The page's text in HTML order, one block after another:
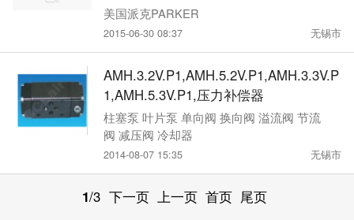
美国派克PARKER
2015-06-30 08:37 无锡市
AMH.3.2V.P1,AMH.5.2V.P1,AMH.3.3V.P
1,AMH.5.3V.P1,压力补偿器
柱塞泵 叶片泵 单向阀 换向阀 溢流阀 节流
阀 减压阀 冷却器
2014-08-07 15:35 无锡市
1/3 下一页 上一页 首页 尾页